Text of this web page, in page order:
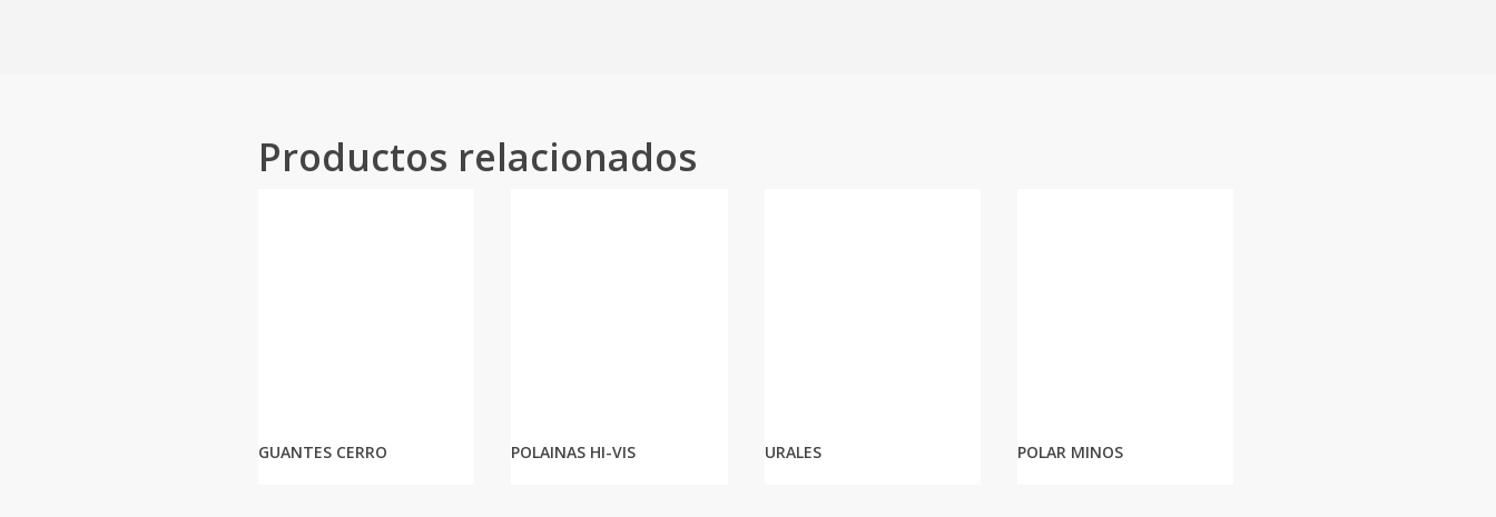
Productos relacionados
GUANTES CERRO POLAINAS HI-VIS URALES POLAR MINOS